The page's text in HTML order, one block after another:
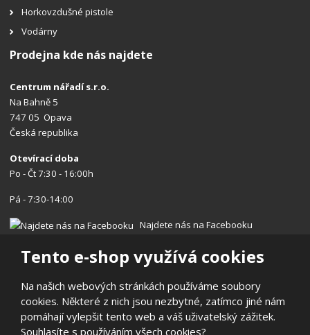
Tento e-shop využívá cookies
Na našich webových stránkách používáme soubory
cookies. Některé z nich jsou nezbytné, zatímco jiné nám
pomáhají vylepšit tento web a váš uživatelský zážitek.
Souhlasíte s používáním všech cookies?
Horkovzdušné pistole
Vodárny
Prodejna kde nás najdete
Centrum nářadí s.r.o.
Na Bahně 5
747 05 Opava
Česká republika
Otevírací doba
Po - Čt 7:30 - 16:00h
Pá - 7:30-14:00
Najdete nás na Facebooku
© 2026, Centrum nářadí s.r.o.
Prohlášení o přístupnosti|Ochrana osobních údajů| Mapa stránek